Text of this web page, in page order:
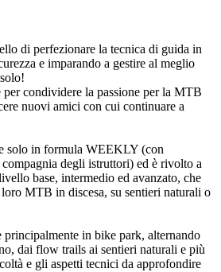
di perfezionare la tecnica di guida in
e imparando a gestire al meglio
condividere la passione per la MTB
nuovi amici con cui continuare a
solo in formula WEEKLY (con
degli istruttori) ed è rivolto a
base, intermedio ed avanzato, che
MTB in discesa, su sentieri naturali o
in bike park, alternando
dai flow trails ai sentieri naturali e più
e gli aspetti tecnici da approfondire